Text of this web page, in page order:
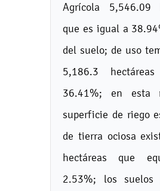
Agrícola 5,546.09
que es igual a
del suelo; de uso
5,186.3
36.41%; en esta
superficie de riego
de tierra ociosa
hectáreas que
2.53%; los suelos